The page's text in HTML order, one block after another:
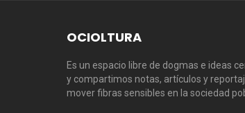
OCIOLTURA
Es un espacio libre de dogmas e ideas
y compartimos notas, artículos y
mover fibras sensibles en la sociedad